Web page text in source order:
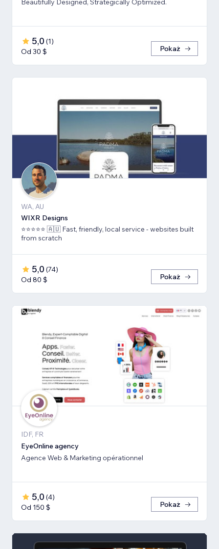
Beautifully Designed, Strategically Optimized.
5,0 (1)
Od 30 $
Pokaż
WA, AU
WIXR Designs
⭐️⭐️⭐️⭐️⭐️ 🇦🇺 Fast, friendly, local service - websites built
from scratch
5,0 (74)
Od 80 $
Pokaż
IDF, FR
EyeOnline agency
Agence Web & Marketing opérationnel
5,0 (4)
Od 150 $
Pokaż